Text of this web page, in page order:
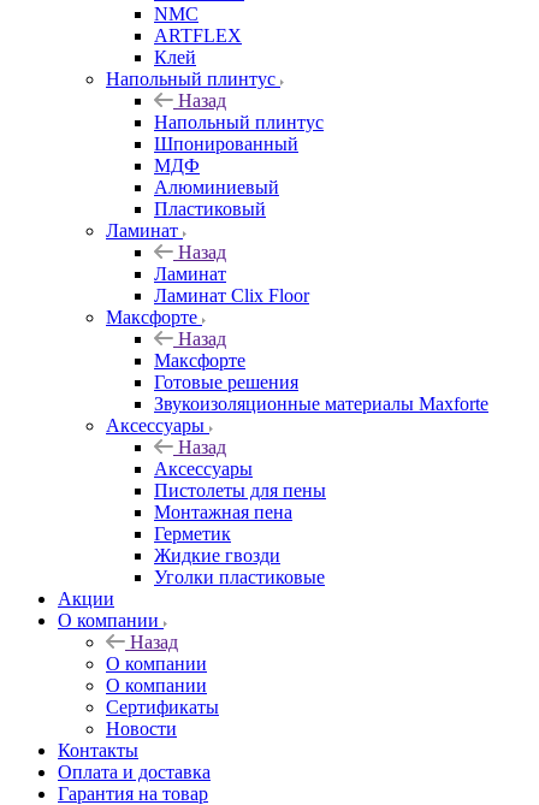
NMC
ARTFLEX
Клей
Напольный плинтус
Назад
Напольный плинтус
Шпонированный
МДФ
Алюминиевый
Пластиковый
Ламинат
Назад
Ламинат
Ламинат Clix Floor
Максфорте
Назад
Максфорте
Готовые решения
Звукоизоляционные материалы Maxforte
Аксессуары
Назад
Аксессуары
Пистолеты для пены
Монтажная пена
Герметик
Жидкие гвозди
Уголки пластиковые
Акции
О компании
Назад
О компании
О компании
Сертификаты
Новости
Контакты
Оплата и доставка
Гарантия на товар